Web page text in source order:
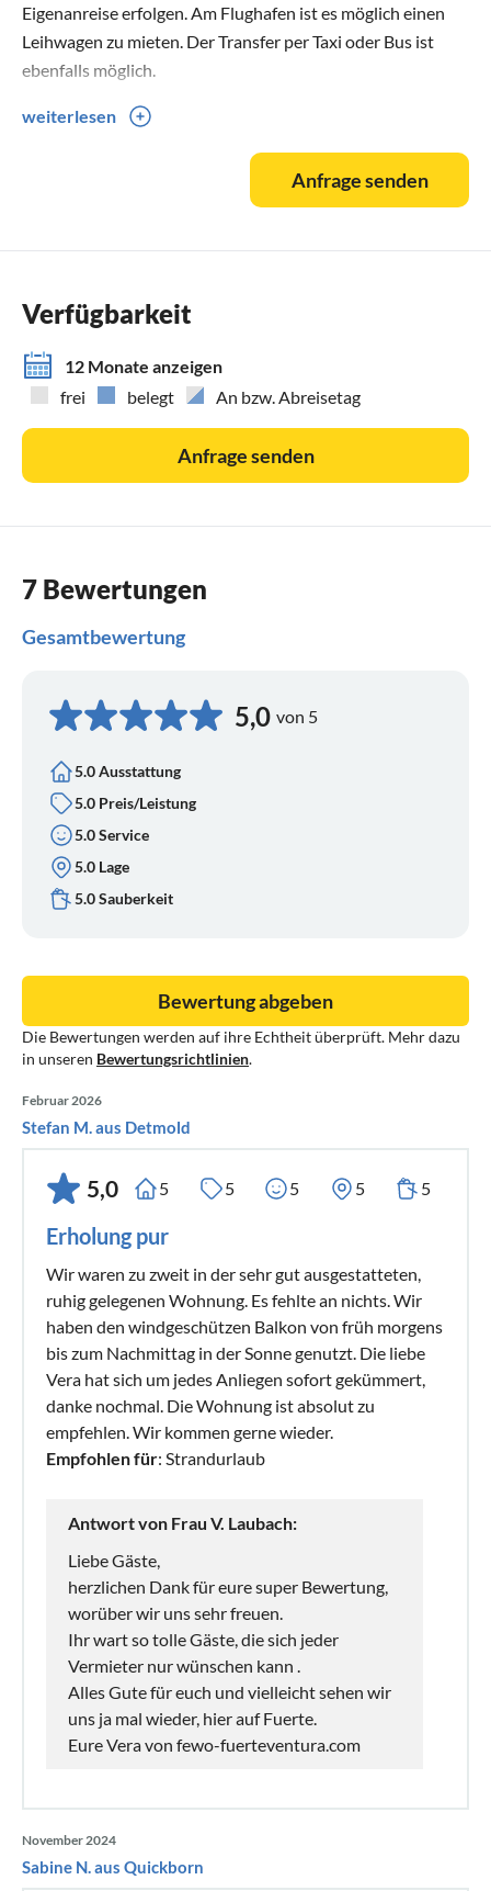
Eigenanreise erfolgen. Am Flughafen ist es möglich einen
Leihwagen zu mieten. Der Transfer per Taxi oder Bus ist
ebenfalls möglich.
Auf Wunsch kann Ihnen der Vermieter bei der Organisation
des Transportes gerne behilflich sein. Nähere
Informationen erhalten Sie auf Anfrage beim Vermieter.
weiterlesen
Anfrage senden
Verfügbarkeit
12 Monate anzeigen
frei
belegt An bzw. Abreisetag
Anfrage senden
7 Bewertungen
Gesamtbewertung
5,0 von 5
5.0 Ausstattung
5.0 Preis/Leistung
5.0 Service
5.0 Lage
5.0 Sauberkeit
Die Bewertungen werden auf ihre Echtheit überprüft. Mehr dazu
in unseren Bewertungsrichtlinien.
Bewertung abgeben
Februar 2026
Stefan M. aus Detmold
5,0 5 5 5 5 5
Erholung pur
Wir waren zu zweit in der sehr gut ausgestatteten,
ruhig gelegenen Wohnung. Es fehlte an nichts. Wir
haben den windgeschützen Balkon von früh morgens
bis zum Nachmittag in der Sonne genutzt. Die liebe
Vera hat sich um jedes Anliegen sofort gekümmert,
danke nochmal. Die Wohnung ist absolut zu
empfehlen. Wir kommen gerne wieder.
Empfohlen für: Strandurlaub
Antwort von Frau V. Laubach:
Liebe Gäste,
herzlichen Dank für eure super Bewertung,
worüber wir uns sehr freuen.
Ihr wart so tolle Gäste, die sich jeder
Vermieter nur wünschen kann .
Alles Gute für euch und vielleicht sehen wir
uns ja mal wieder, hier auf Fuerte.
Eure Vera von fewo-fuerteventura.com
November 2024
Sabine N. aus Quickborn